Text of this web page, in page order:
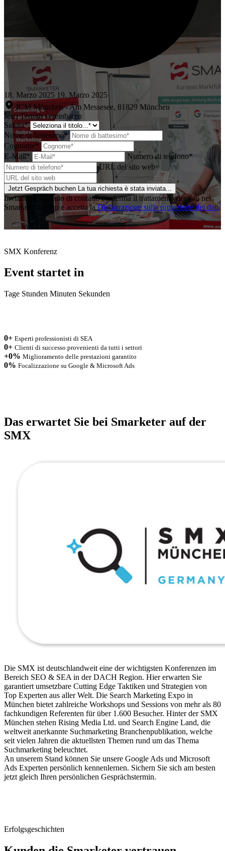
18. Marzo 2025 19. Marzo 2025
ICM München - Am Messesee, 81829 München
Jetzt Termin vereinbaren
Saluto*
Nome di battesimo*
Cognome*
E-Mail*
Numero di telefono*
URL del sito web
Jetzt Gespräch buchen La tua richiesta è stata inviata...
Inviando il modulo di contatto conferma il trattamento dei dati nel
Smarketer Group e accetta laDichiarazione sulla protezione dei dati.
SMX Konferenz
Event startet in
Tage Stunden Minuten Sekunden
0+ Esperti professionisti di SEA
0+ Clienti di successo provenienti da tutti i settori
+0% Miglioramento delle prestazioni garantito
0% Focalizzazione su Google & Microsoft Ads
Das erwartet Sie bei Smarketer auf der
SMX
Die SMX ist deutschlandweit eine der wichtigsten Konferenzen im
Bereich SEO & SEA in der DACH Region. Hier erwarten Sie
garantiert umsetzbare Cutting Edge Taktiken und Strategien von
Top Experten aus aller Welt. Die Search Marketing Expo in
München bietet zahlreiche Workshops und Sessions von mehr als 80
fachkundigen Referenten für über 1.600 Besucher. Hinter der SMX
München stehen Rising Media Ltd. und Search Engine Land, die
weltweit anerkannte Suchmarketing Branchenpublikation, welche
seit vielen Jahren die aktuellsten Themen rund um das Thema
Suchmarketing beleuchtet.
An unserem Stand können Sie unsere Google Ads und Microsoft
Ads Experten persönlich kennenlernen. Sichern Sie sich am besten
jetzt gleich Ihren persönlichen Gesprächstermin.
Erfolgsgeschichten